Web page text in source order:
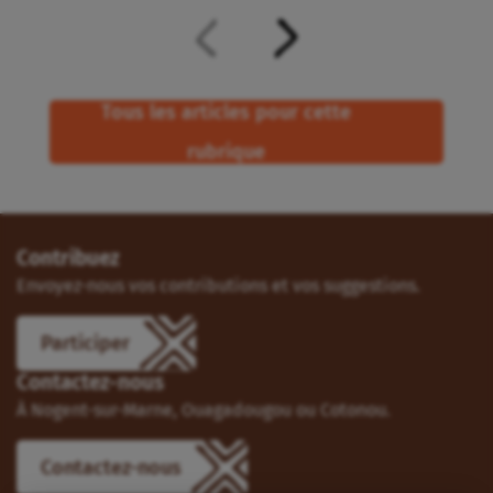
Tous les articles pour cette
rubrique
Contribuez
Envoyez-nous vos contributions et vos suggestions.
Participer
Contactez-nous
À Nogent-sur-Marne, Ouagadougou ou Cotonou.
Contactez-nous